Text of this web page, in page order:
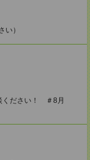
い）
ください！ ＃8月